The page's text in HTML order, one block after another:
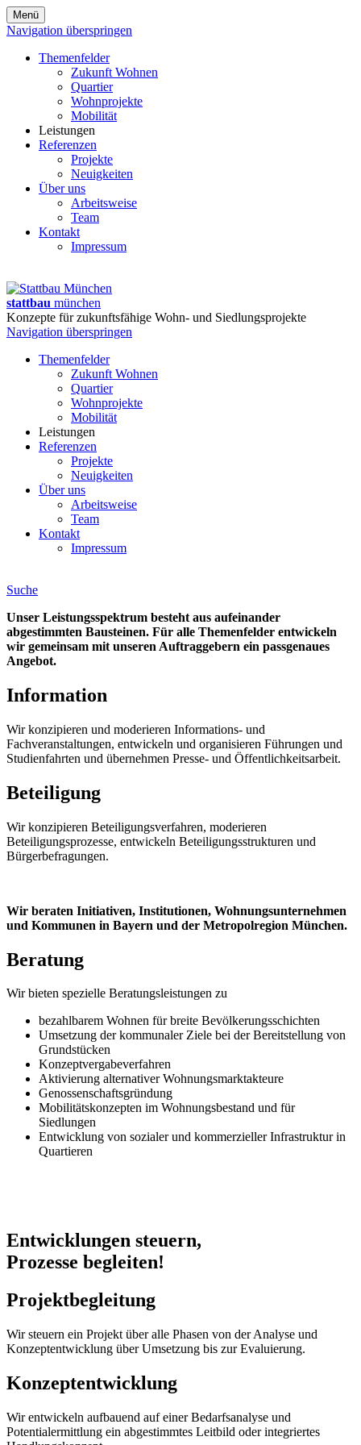
Menü
Navigation überspringen
Themenfelder
Zukunft Wohnen
Quartier
Wohnprojekte
Mobilität
Leistungen
Referenzen
Projekte
Neuigkeiten
Über uns
Arbeitsweise
Team
Kontakt
Impressum
stattbau münchen
Konzepte für zukunftsfähige Wohn- und Siedlungsprojekte
Navigation überspringen
Themenfelder
Zukunft Wohnen
Quartier
Wohnprojekte
Mobilität
Leistungen
Referenzen
Projekte
Neuigkeiten
Über uns
Arbeitsweise
Team
Kontakt
Impressum
Suche
Unser Leistungsspektrum besteht aus aufeinander
abgestimmten Bausteinen. Für alle Themenfelder entwickeln
wir gemeinsam mit unseren Auftraggebern ein passgenaues
Angebot.
Information
Wir konzipieren und moderieren Informations- und
Fachveranstaltungen, entwickeln und organisieren Führungen und
Studienfahrten und übernehmen Presse- und Öffentlichkeitsarbeit.
Beteiligung
Wir konzipieren Beteiligungsverfahren, moderieren
Beteiligungsprozesse, entwickeln Beteiligungsstrukturen und
Bürgerbefragungen.
Wir beraten Initiativen, Institutionen, Wohnungsunternehmen
und Kommunen in Bayern und der Metropolregion München.
Beratung
Wir bieten spezielle Beratungsleistungen zu
bezahlbarem Wohnen für breite Bevölkerungsschichten
Umsetzung der kommunaler Ziele bei der Bereitstellung von
Grundstücken
Konzeptvergabeverfahren
Aktivierung alternativer Wohnungsmarktakteure
Genossenschaftsgründung
Mobilitätskonzepten im Wohnungsbestand und für
Siedlungen
Entwicklung von sozialer und kommerzieller Infrastruktur in
Quartieren
Entwicklungen steuern,
Prozesse begleiten!
Projektbegleitung
Wir steuern ein Projekt über alle Phasen von der Analyse und
Konzeptentwicklung über Umsetzung bis zur Evaluierung.
Konzeptentwicklung
Wir entwickeln aufbauend auf einer Bedarfsanalyse und
Potentialermittlung ein abgestimmtes Leitbild oder integriertes